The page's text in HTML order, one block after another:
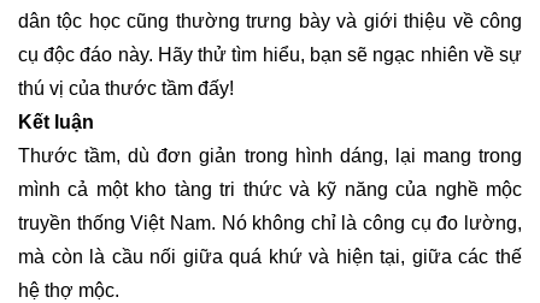
dân tộc học cũng thường trưng bày và giới thiệu về công
cụ độc đáo này. Hãy thử tìm hiểu, bạn sẽ ngạc nhiên về sự
thú vị của thước tầm đấy!
Kết luận
Thước tầm, dù đơn giản trong hình dáng, lại mang trong
mình cả một kho tàng tri thức và kỹ năng của nghề mộc
truyền thống Việt Nam. Nó không chỉ là công cụ đo lường,
mà còn là cầu nối giữa quá khứ và hiện tại, giữa các thế
hệ thợ mộc.